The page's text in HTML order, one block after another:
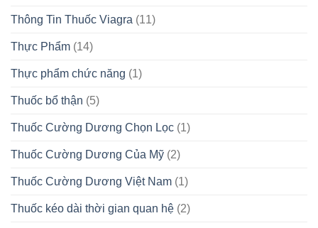
Thông Tin Thuốc Viagra (11)
Thực Phẩm (14)
Thực phẩm chức năng (1)
Thuốc bổ thận (5)
Thuốc Cường Dương Chọn Lọc (1)
Thuốc Cường Dương Của Mỹ (2)
Thuốc Cường Dương Việt Nam (1)
Thuốc kéo dài thời gian quan hệ (2)